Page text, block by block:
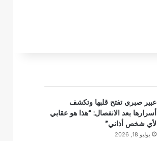
عبير صبري تفتح قلبها وتكشف
أسرارها بعد الانفصال: “هذا هو عقابي
لأي شخص أذاني”
يوليو 18, 2026